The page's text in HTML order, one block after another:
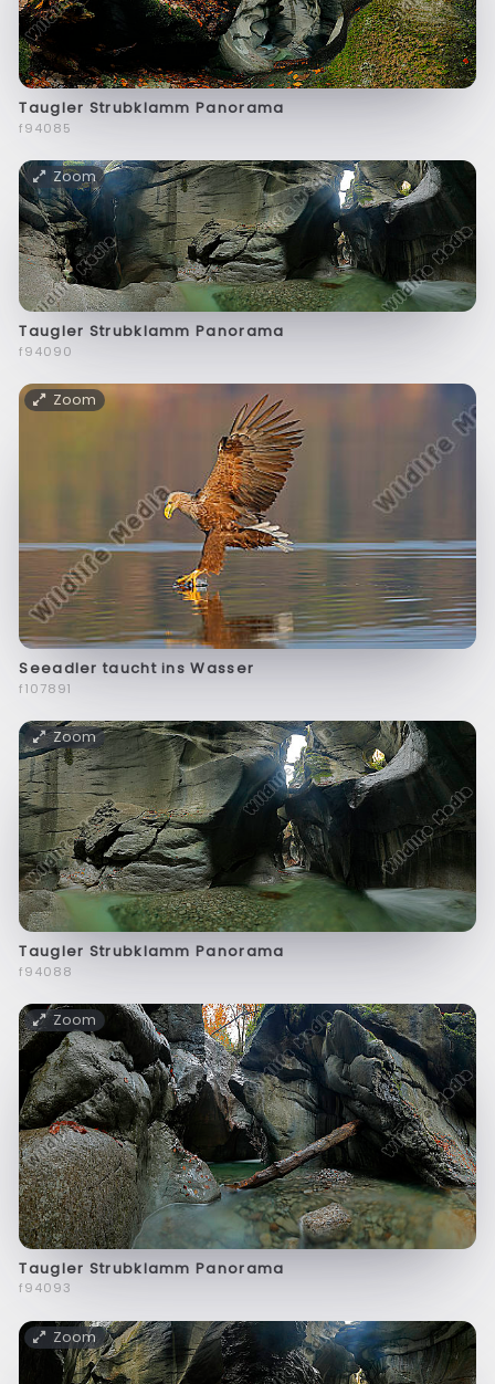
Taugler Strubklamm Panorama
f94085
Zoom
Taugler Strubklamm Panorama
f94090
Zoom
Seeadler taucht ins Wasser
f107891
Zoom
Taugler Strubklamm Panorama
f94088
Zoom
Taugler Strubklamm Panorama
f94093
Zoom